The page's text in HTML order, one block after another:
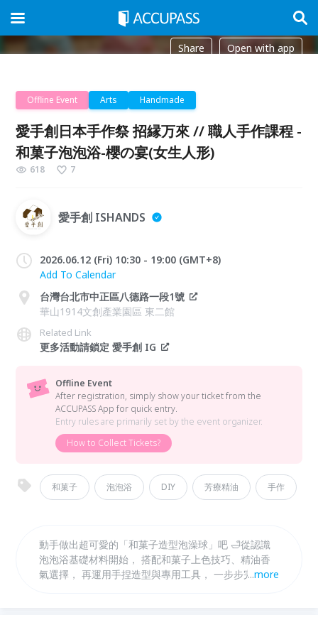
Share Open with app
Offline Event Arts Handmade
愛手創日本手作祭 招縁万來 // 職人手作課程 -
和菓子泡泡浴-櫻の宴(女生人形)
618 7
愛手創 ISHANDS
2026.06.12 (Fri) 10:30 - 19:00 (GMT+8)
Add To Calendar
台灣台北市中正區八德路一段1號
華山1914文創產業園區 東二館
Related Link
更多活動請鎖定 愛手創 IG
Offline Event
After registration, simply show your ticket from the
ACCUPASS App for quick entry.
Entry rules are primarily set by the event organizer.
How to Collect Tickets?
和菓子 泡泡浴 DIY 芳療精油 手作
動手做出超可愛的「和菓子造型泡澡球」吧 🛁從認識
泡泡浴基礎材料開始， 搭配和菓子上色技巧、精油香
氣選擇， 再運用手捏造型與專用工具， 一步步完成精
...more